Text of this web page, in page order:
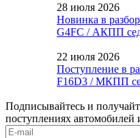
28 июля 2026
Новинка в
G4FC / АКПП
22 июля 2026
Поступление в
F16D3 / МКПП
Подписывайтесь и
поступлениях автомобилей